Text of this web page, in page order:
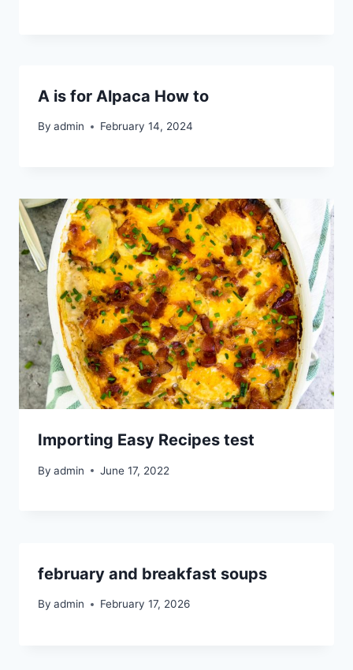
A is for Alpaca How to
By admin February 14, 2024
Importing Easy Recipes test
By admin June 17, 2022
february and breakfast soups
By admin February 17, 2026